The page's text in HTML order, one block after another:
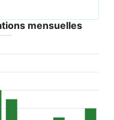
mensuelles